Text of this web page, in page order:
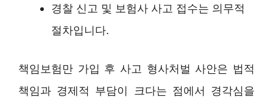
경찰 신고 및 보험사 사고 접수는 의무적
절차입니다.
책임보험만 가입 후 사고 형사처벌 사안은 법적
책임과 경제적 부담이 크다는 점에서 경각심을